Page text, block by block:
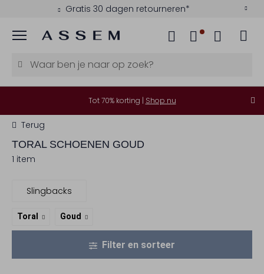
Gratis 30 dagen retourneren*
Menu
Tot 70% korting | Shop nu
Terug
TORALSCHOENEN GOUD
1 item
Slingbacks
Toral Goud
Filter en sorteer